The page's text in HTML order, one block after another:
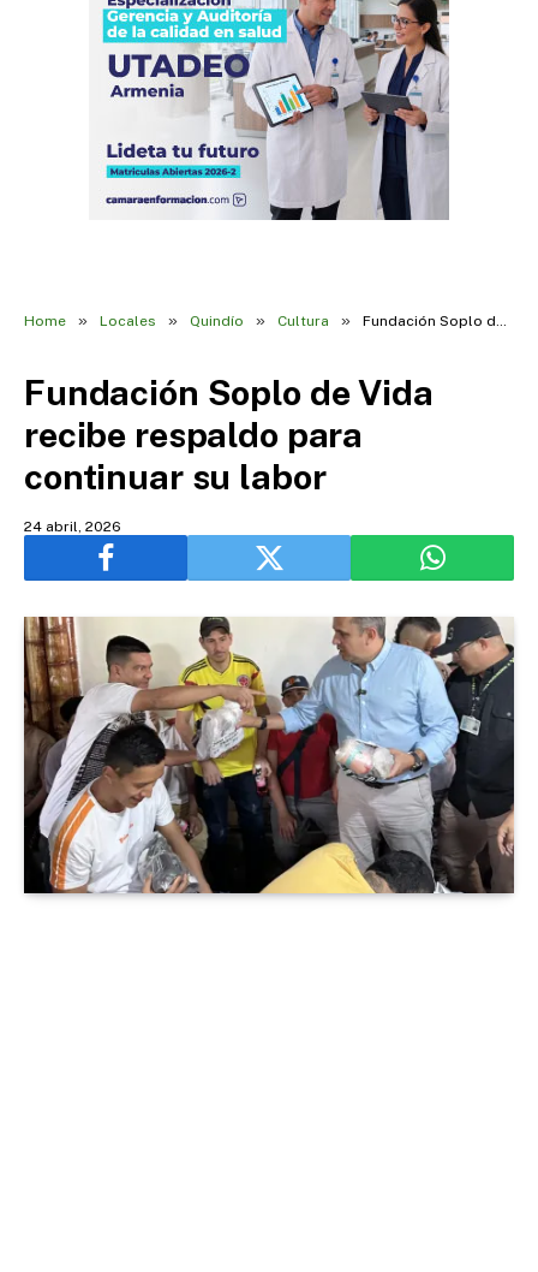
Home » Locales » Quindío » Cultura » Fundación Soplo de Vida recibe respaldo para continuar su labor
Fundación Soplo de Vida
recibe respaldo para
continuar su labor
24 abril, 2026